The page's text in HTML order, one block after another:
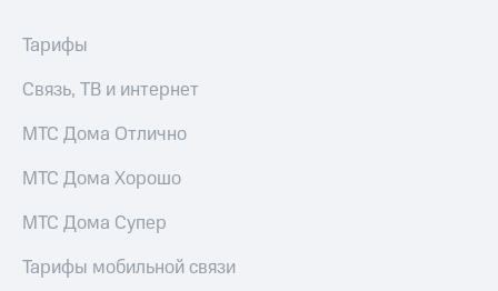
капитал
и
Рынок
Описание
Программа
Тарифы
Связь, ТВ и интернет
МТС Дома Отлично
МТС Дома Хорошо
МТС Дома Супер
Тарифы мобильной связи